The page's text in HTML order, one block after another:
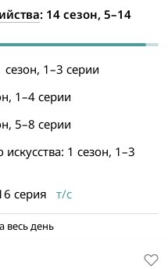
: 14 сезон, 5–14
1–3 серии
1–4 серии
5–8 серии
1 сезон, 1–3
серия т/с
весь день